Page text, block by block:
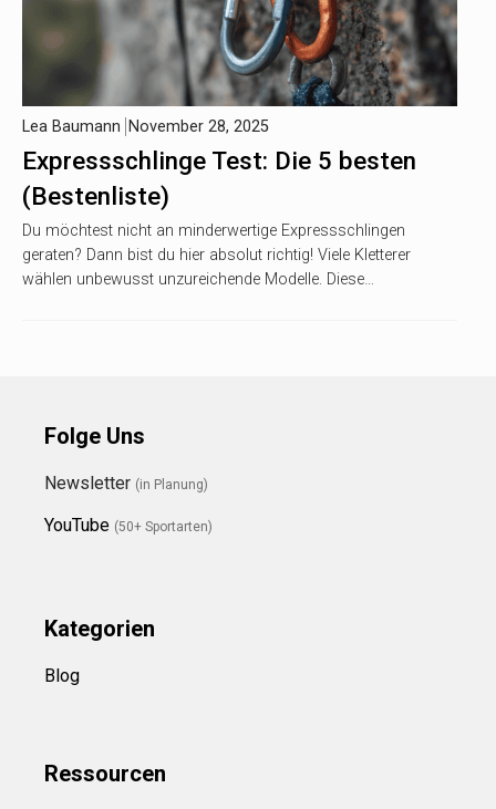
Expressschlinge Test: Die 5 besten
(Bestenliste)
Lea Baumann November 28, 2025
Du möchtest nicht an minderwertige Expressschlingen
geraten? Dann bist du hier absolut richtig! Viele Kletterer
wählen unbewusst unzureichende Modelle. Diese…
Folge Uns
Newsletter (in Planung)
YouTube (50+ Sportarten)
Kategorien
Blog
Ressourcen